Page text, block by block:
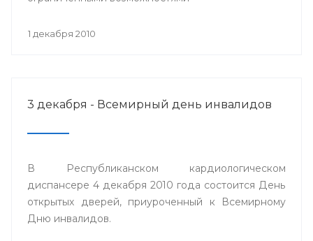
1 декабря 2010
3 декабря - Всемирный день инвалидов
В Республиканском кардиологическом
диспансере 4 декабря 2010 года состоится День
открытых дверей, приуроченный к Всемирному
Дню инвалидов.